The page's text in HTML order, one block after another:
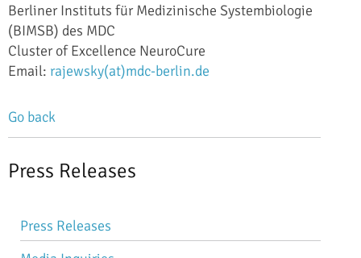
Berliner Instituts für Medizinische Systembiologie
(BIMSB) des MDC
Cluster of Excellence NeuroCure
Email: rajewsky(at)mdc-berlin.de
Go back
Press Releases
Skip
navigation
Press Releases